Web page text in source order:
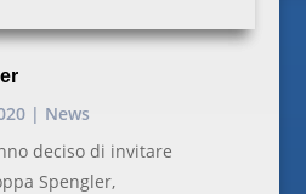
| News
deciso di invitare
Spengler,